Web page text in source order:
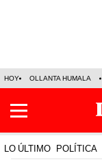
HOY OLLANTA HUMALA
LO ÚLTIMO POLÍTICA